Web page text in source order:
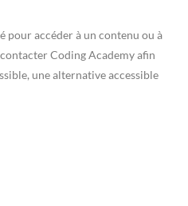
pour accéder à un contenu ou à
Coding Academy afin
une alternative accessible